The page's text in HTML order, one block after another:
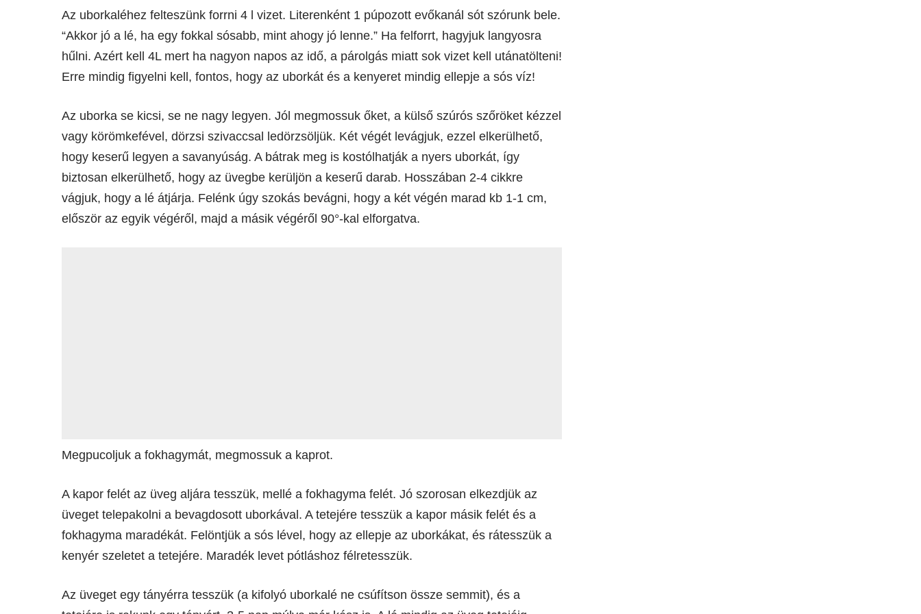
Az uborkaléhez felteszünk forrni 4 l vizet. Literenként 1 púpozott evőkanál sót szórunk bele.
“Akkor jó a lé, ha egy fokkal sósabb, mint ahogy jó lenne.” Ha felforrt, hagyjuk langyosra
hűlni. Azért kell 4L mert ha nagyon napos az idő, a párolgás miatt sok vizet kell utánatölteni!
Erre mindig figyelni kell, fontos, hogy az uborkát és a kenyeret mindig ellepje a sós víz!
Az uborka se kicsi, se ne nagy legyen. Jól megmossuk őket, a külső szúrós szőröket kézzel
vagy körömkefével, dörzsi szivaccsal ledörzsöljük. Két végét levágjuk, ezzel elkerülhető,
hogy keserű legyen a savanyúság. A bátrak meg is kostólhatják a nyers uborkát, így
biztosan elkerülhető, hogy az üvegbe kerüljön a keserű darab. Hosszában 2-4 cikkre
vágjuk, hogy a lé átjárja. Felénk úgy szokás bevágni, hogy a két végén marad kb 1-1 cm,
először az egyik végéről, majd a másik végéről 90°-kal elforgatva.
Megpucoljuk a fokhagymát, megmossuk a kaprot.
A kapor felét az üveg aljára tesszük, mellé a fokhagyma felét. Jó szorosan elkezdjük az
üveget telepakolni a bevagdosott uborkával. A tetejére tesszük a kapor másik felét és a
fokhagyma maradékát. Felöntjük a sós lével, hogy az ellepje az uborkákat, és rátesszük a
kenyér szeletet a tetejére. Maradék levet pótláshoz félretesszük.
Az üveget egy tányérra tesszük (a kifolyó uborkalé ne csúfítson össze semmit), és a